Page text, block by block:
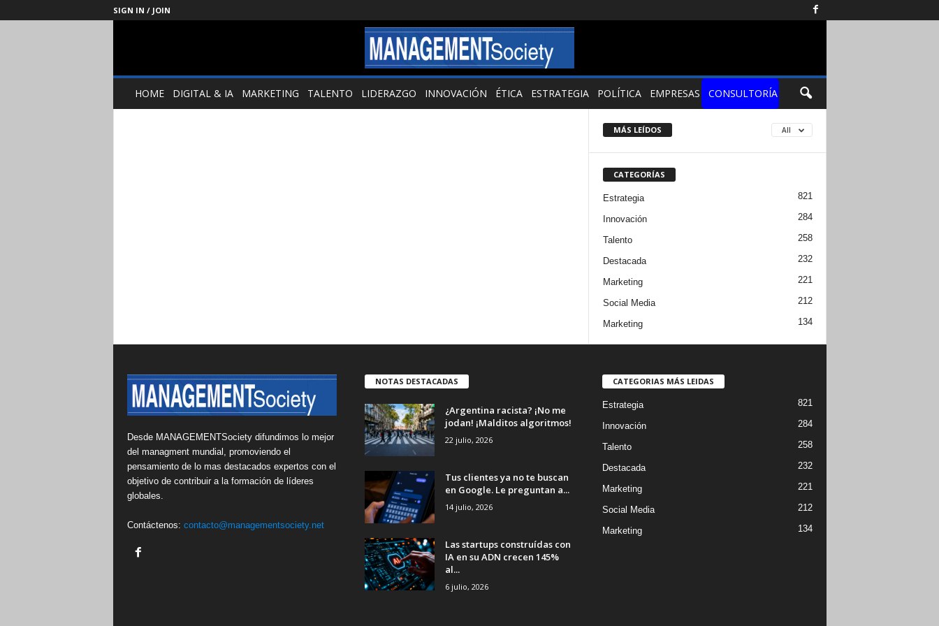
SIGN IN / JOIN
Management
SocietyHOME DIGITAL & IA MARKETING TALENTO LIDERAZGO INNOVACIÓN ÉTICA ESTRATEGIA POLÍTICA EMPRESAS CONSULTORÍA
MÁS LEÍDOS All
CATEGORÍAS
Estrategia 821
Innovación 284
Talento 258
Destacada 232
Marketing 221
Social Media 212
Marketing 134
Desde MANAGEMENTSociety difundimos lo mejor
del managment mundial, promoviendo el
pensamiento de lo mas destacados expertos con el
objetivo de contribuir a la formación de líderes
globales.
Contáctenos: contacto@managementsociety.net
NOTAS DESTACADAS
¿Argentina racista? ¡No me
jodan! ¡Malditos algoritmos!
22 julio, 2026
Tus clientes ya no te buscan
en Google. Le preguntan a...
14 julio, 2026
Las startups construídas con
IA en su ADN crecen 145%
al...
6 julio, 2026
CATEGORIAS MÁS LEIDAS
Estrategia 821
Innovación 284
Talento 258
Destacada 232
Marketing 221
Social Media 212
Marketing 134